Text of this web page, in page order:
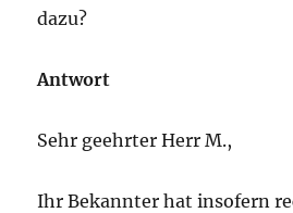
dazu?
Antwort
Sehr geehrter Herr M.,
Ihr Bekannter hat insofern